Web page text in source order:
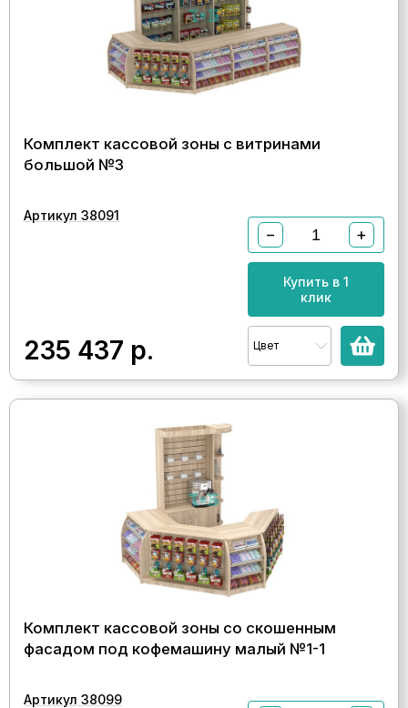
Комплект кассовой зоны с витринами
большой №3
Артикул 38091
235 437 р.
− +
Купить в 1
клик
Цвет
Комплект кассовой зоны со скошенным
фасадом под кофемашину малый №1-1
Артикул 38099